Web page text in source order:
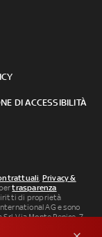
DI ACCESSIBILITÀ
Privacy &
trasparenza
di proprietà
AG e sono
Via Monte Penice, 7 -
e SkySport: ISSN